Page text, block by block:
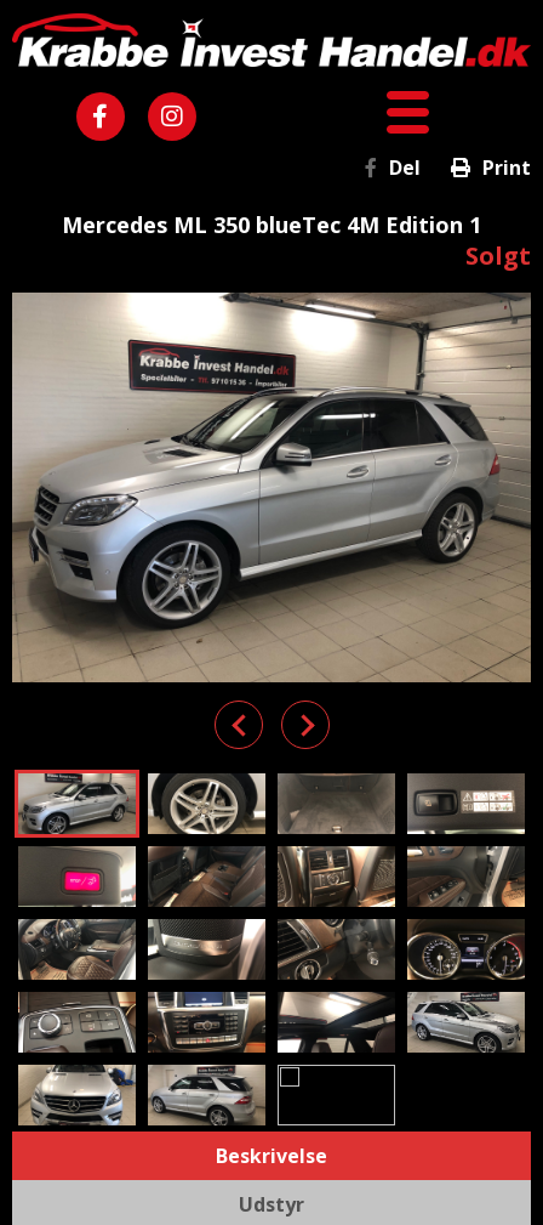
Del Print
Mercedes ML 350 blueTec 4M Edition 1
Solgt
Previous
Next
Beskrivelse
Udstyr